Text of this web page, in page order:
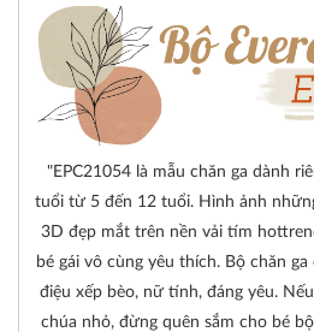
"EPC21054 là mẫu chăn ga dành
tuổi từ 5 đến 12 tuổi. Hình ảnh
3D đẹp mắt trên nền vải tím
bé gái vô cùng yêu thích. Bộ chăn
điệu xếp bèo, nữ tính, đáng yêu.
chúa nhỏ, đừng quên sắm cho bé